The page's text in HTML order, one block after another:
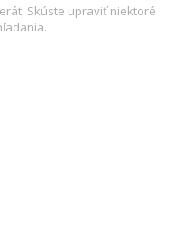
Skúste upraviť niektoré